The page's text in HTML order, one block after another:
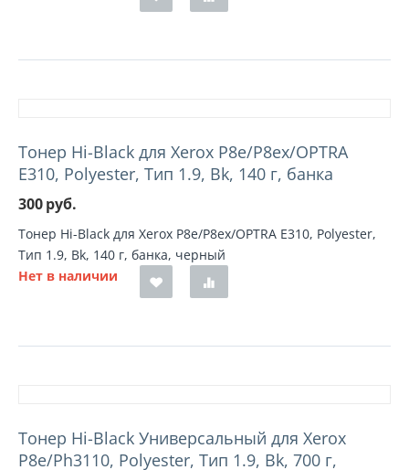
Тонер Hi-Black для Xerox Р8e/P8ex/OPTRA
E310, Polyester, Тип 1.9, Bk, 140 г, банка
300руб.
Тонер Hi-Black для Xerox Р8e/P8ex/OPTRA E310, Polyester,
Тип 1.9, Bk, 140 г, банка, черный
Нет в наличии
Тонер Hi-Black Универсальный для Xerox
P8e/Ph3110, Polyester, Тип 1.9, Bk, 700 г,